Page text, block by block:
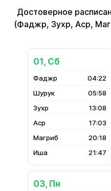
Достоверное
(Фаджр, Зухр, Аср,
01, Сб
04:22
05:58
13:08
17:03
20:18
21:47
03, Пн